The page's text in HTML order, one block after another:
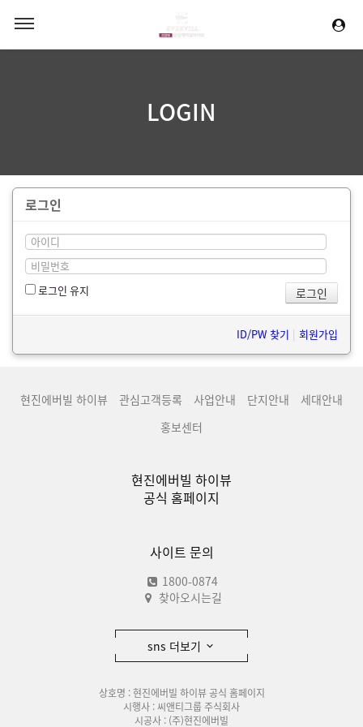
LOGIN
로그인
로그인 유지
ID/PW 찾기 | 회원가입
현진에버빌 하이뷰 관심고객등록 사업안내 단지안내
세대안내
홍보센터
현진에버빌 하이뷰
공식 홈페이지
사이트 문의
1800-0874
찾아오시는길
sns 더보기
상호명 : 현진에버빌 하이뷰 공식 홈페이지
시행사 : 씨앤티그룹 주식회사
시공사 : (주)현진에버빌